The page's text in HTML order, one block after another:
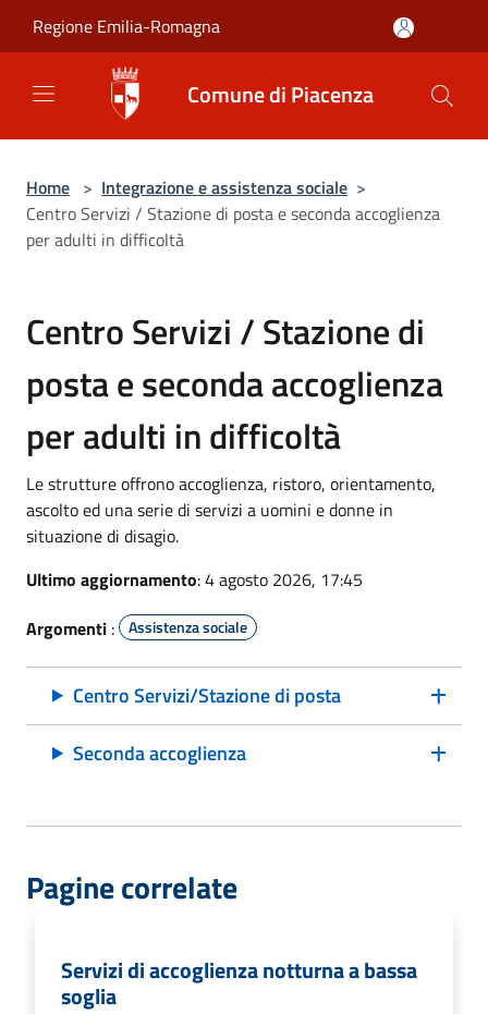
Regione Emilia-Romagna
Comune di Piacenza
Home > Integrazione e assistenza sociale >
Centro Servizi / Stazione di posta e seconda accoglienza
per adulti in difficoltà
Centro Servizi / Stazione di
posta e seconda accoglienza
per adulti in difficoltà
Le strutture offrono accoglienza, ristoro, orientamento,
ascolto ed una serie di servizi a uomini e donne in
situazione di disagio.
Ultimo aggiornamento: 4 agosto 2026, 17:45
Argomenti : Assistenza sociale
Centro Servizi/Stazione di posta
Seconda accoglienza
Pagine correlate
Servizi di accoglienza notturna a bassa
soglia